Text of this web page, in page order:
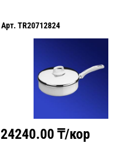
Арт. TR20712824
24240.00 ₸/кор